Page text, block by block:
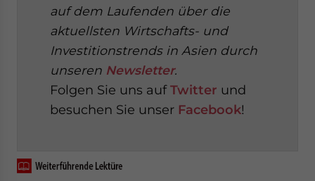
auf dem Laufenden über die
aktuellsten Wirtschafts- und
Investitionstrends in Asien durch
unseren Newsletter.
Folgen Sie uns aufTwitter und
besuchen Sie unser Facebook!